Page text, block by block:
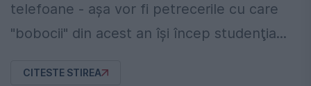
telefoane - aşa vor fi petrecerile cu care
"bobocii" din acest an îşi încep studenţia...
CITESTE STIREA